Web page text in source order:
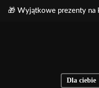
🎁 Wyjątkowe prezenty na
Dla ciebie